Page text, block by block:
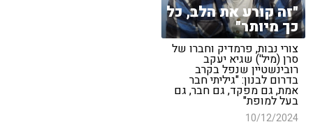
"זה קורע את הלב, כל
כך מיותר"
צורי נבות, פרמדיק וחברו של
סרן (מיל') שגיא יעקב
רובינשטיין שנפל בקרב
בדרום לבנון: "גיליתי חבר
אמת, גם מפקד, גם חבר, גם
בעל למופת"
10/12/2024